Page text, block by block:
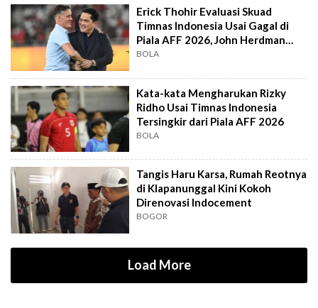
Erick Thohir Evaluasi Skuad
Timnas Indonesia Usai Gagal di
Piala AFF 2026, John Herdman
Out?
BOLA
Kata-kata Mengharukan Rizky
Ridho Usai Timnas Indonesia
Tersingkir dari Piala AFF 2026
BOLA
Tangis Haru Karsa, Rumah Reotnya
di Klapanunggal Kini Kokoh
Direnovasi Indocement
BOGOR
Load More